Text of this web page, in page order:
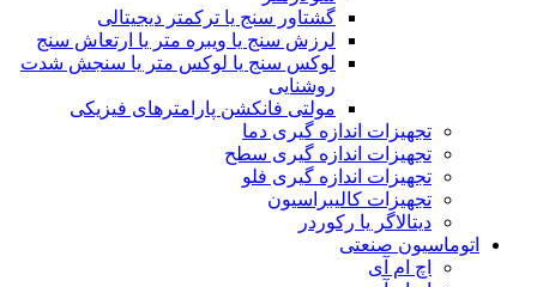
گشتاور سنج یا ترکمتر دیجیتالی
لرزش سنج یا ویبره متر یا ارتعاش سنج
لوکس سنج یا لوکس متر یا سنجش شدت
روشنایی
مولتی فانکشن پارامترهای فیزیکی
تجهیزات اندازه گیری دما
تجهیزات اندازه گیری سطح
تجهیزات اندازه گیری فلو
تجهیزات کالیبراسیون
دیتالاگر یا رکوردر
اتوماسیون صنعتی
اچ ام آی